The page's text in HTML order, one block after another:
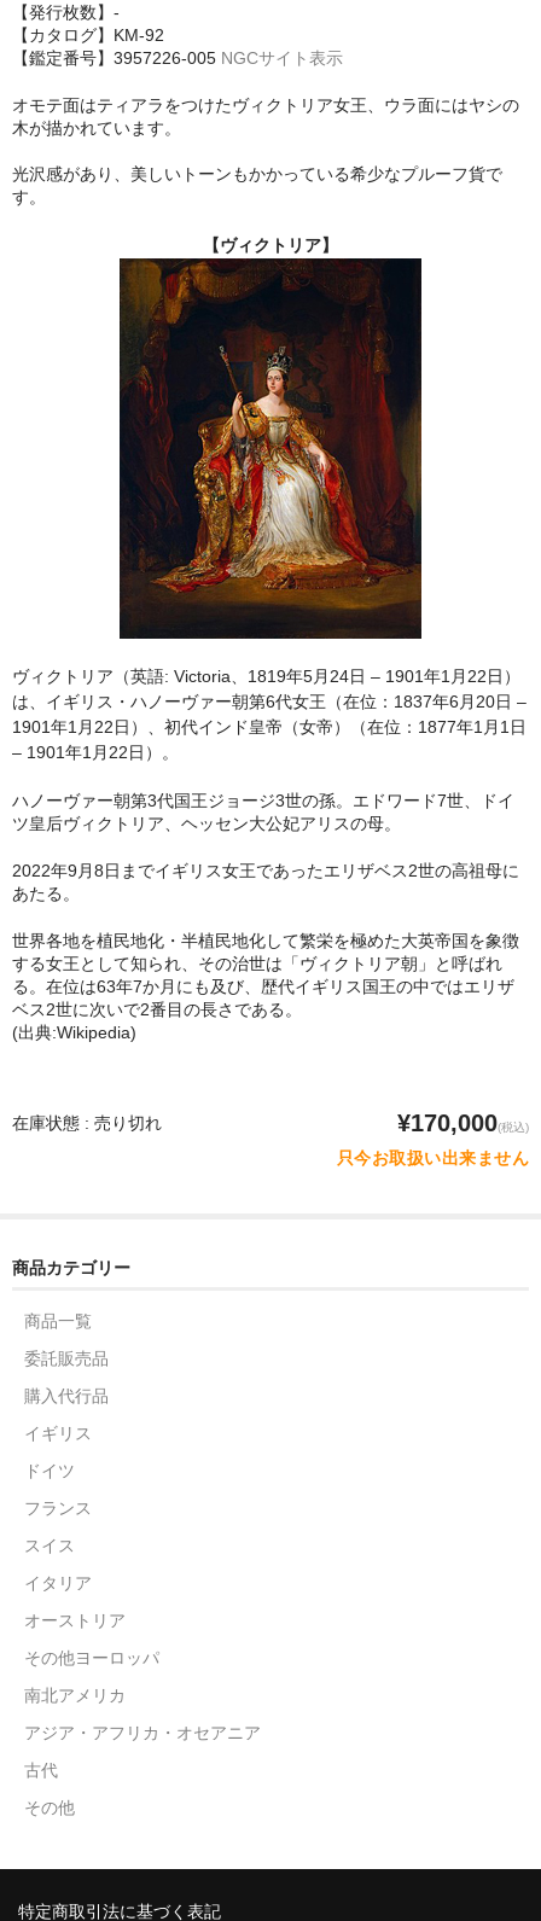
【発行枚数】-
【カタログ】KM-92
【鑑定番号】3957226-005 NGCサイト表示
オモテ面はティアラをつけたヴィクトリア女王、ウラ面にはヤシの
木が描かれています。
光沢感があり、美しいトーンもかかっている希少なプルーフ貨で
す。
【ヴィクトリア】
ヴィクトリア（英語: Victoria、1819年5月24日 – 1901年1月22日）
は、イギリス・ハノーヴァー朝第6代女王（在位：1837年6月20日 –
1901年1月22日）、初代インド皇帝（女帝）（在位：1877年1月1日
– 1901年1月22日）。
ハノーヴァー朝第3代国王ジョージ3世の孫。エドワード7世、ドイ
ツ皇后ヴィクトリア、ヘッセン大公妃アリスの母。
2022年9月8日までイギリス女王であったエリザベス2世の高祖母に
あたる。
世界各地を植民地化・半植民地化して繁栄を極めた大英帝国を象徴
する女王として知られ、その治世は「ヴィクトリア朝」と呼ばれ
る。在位は63年7か月にも及び、歴代イギリス国王の中ではエリザ
ベス2世に次いで2番目の長さである。
(出典:Wikipedia)
在庫状態 : 売り切れ ¥170,000(税込)
只今お取扱い出来ません
商品カテゴリー
商品一覧
委託販売品
購入代行品
イギリス
ドイツ
フランス
スイス
イタリア
オーストリア
その他ヨーロッパ
南北アメリカ
アジア・アフリカ・オセアニア
古代
その他
特定商取引法に基づく表記